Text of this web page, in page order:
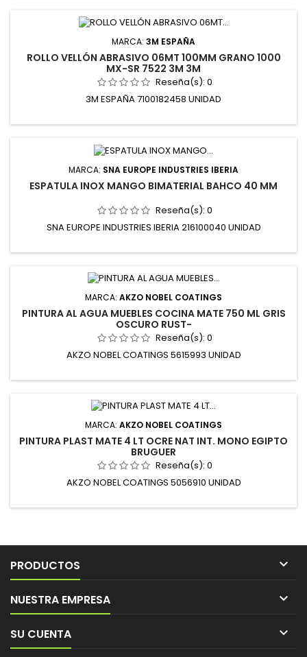
MARCA: 3M ESPAÑA
ROLLO VELLÓN ABRASIVO 06MT 100MM GRANO 1000
MX-SR 7522 3M 3M
Reseña(s): 0
3M ESPAÑA 7100182458 UNIDAD
MARCA: SNA EUROPE INDUSTRIES IBERIA
ESPATULA INOX MANGO BIMATERIAL BAHCO 40 MM
Reseña(s): 0
SNA EUROPE INDUSTRIES IBERIA 216100040 UNIDAD
MARCA: AKZO NOBEL COATINGS
PINTURA AL AGUA MUEBLES COCINA MATE 750 ML GRIS
OSCURO RUST-
Reseña(s): 0
AKZO NOBEL COATINGS 5615993 UNIDAD
MARCA: AKZO NOBEL COATINGS
PINTURA PLAST MATE 4 LT OCRE NAT INT. MONO EGIPTO
BRUGUER
Reseña(s): 0
AKZO NOBEL COATINGS 5056910 UNIDAD
PRODUCTOS 
NUESTRA EMPRESA 
SU CUENTA 